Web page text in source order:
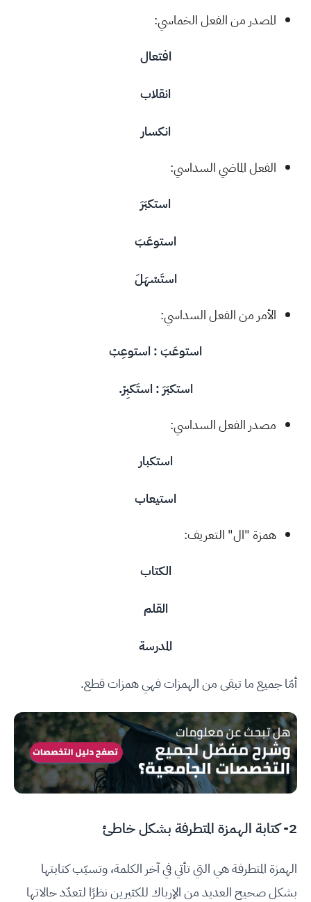
المصدر من الفعل الخماسي:
افتعال
انقلاب
انكسار
الفعل الماضي السداسي:
استكبَرَ
استوعَبَ
استَسْهَلَ
الأمر من الفعل السداسي:
استوعَبَ : استوعِبْ
استكبَرَ : استَكبِرْ.
مصدر الفعل السداسي:
استكبار
استيعاب
همزة "ال" التعريف:
الكتاب
القلم
المدرسة
أمّا جميع ما تبقى من الهمزات فهي همزات قطع.
2- كتابة الهمزة المتطرفة بشكل خاطئ
الهمزة المتطرفة هي التي تأتي في آخر الكلمة، وتسبّب كتابتها
بشكل صحيح العديد من الإرباك للكثيرين نظرًا لتعدّد حالاتها